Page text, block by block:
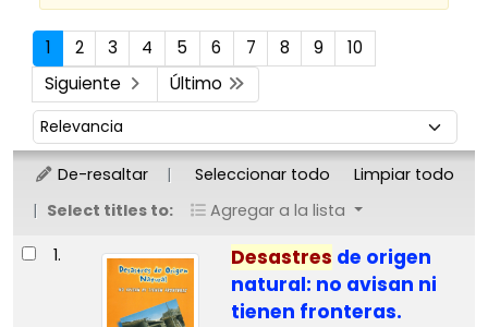
Ordenar
1 2 3 4 5 6 7 8 9
10
Siguiente
Último
Ordenar por:
De-resaltar Seleccionar todo
Limpiar todo
Select titles to:
Agregar a la lista
Resultados
1. Desastres de origen
natural: no avisan ni
tienen fronteras.